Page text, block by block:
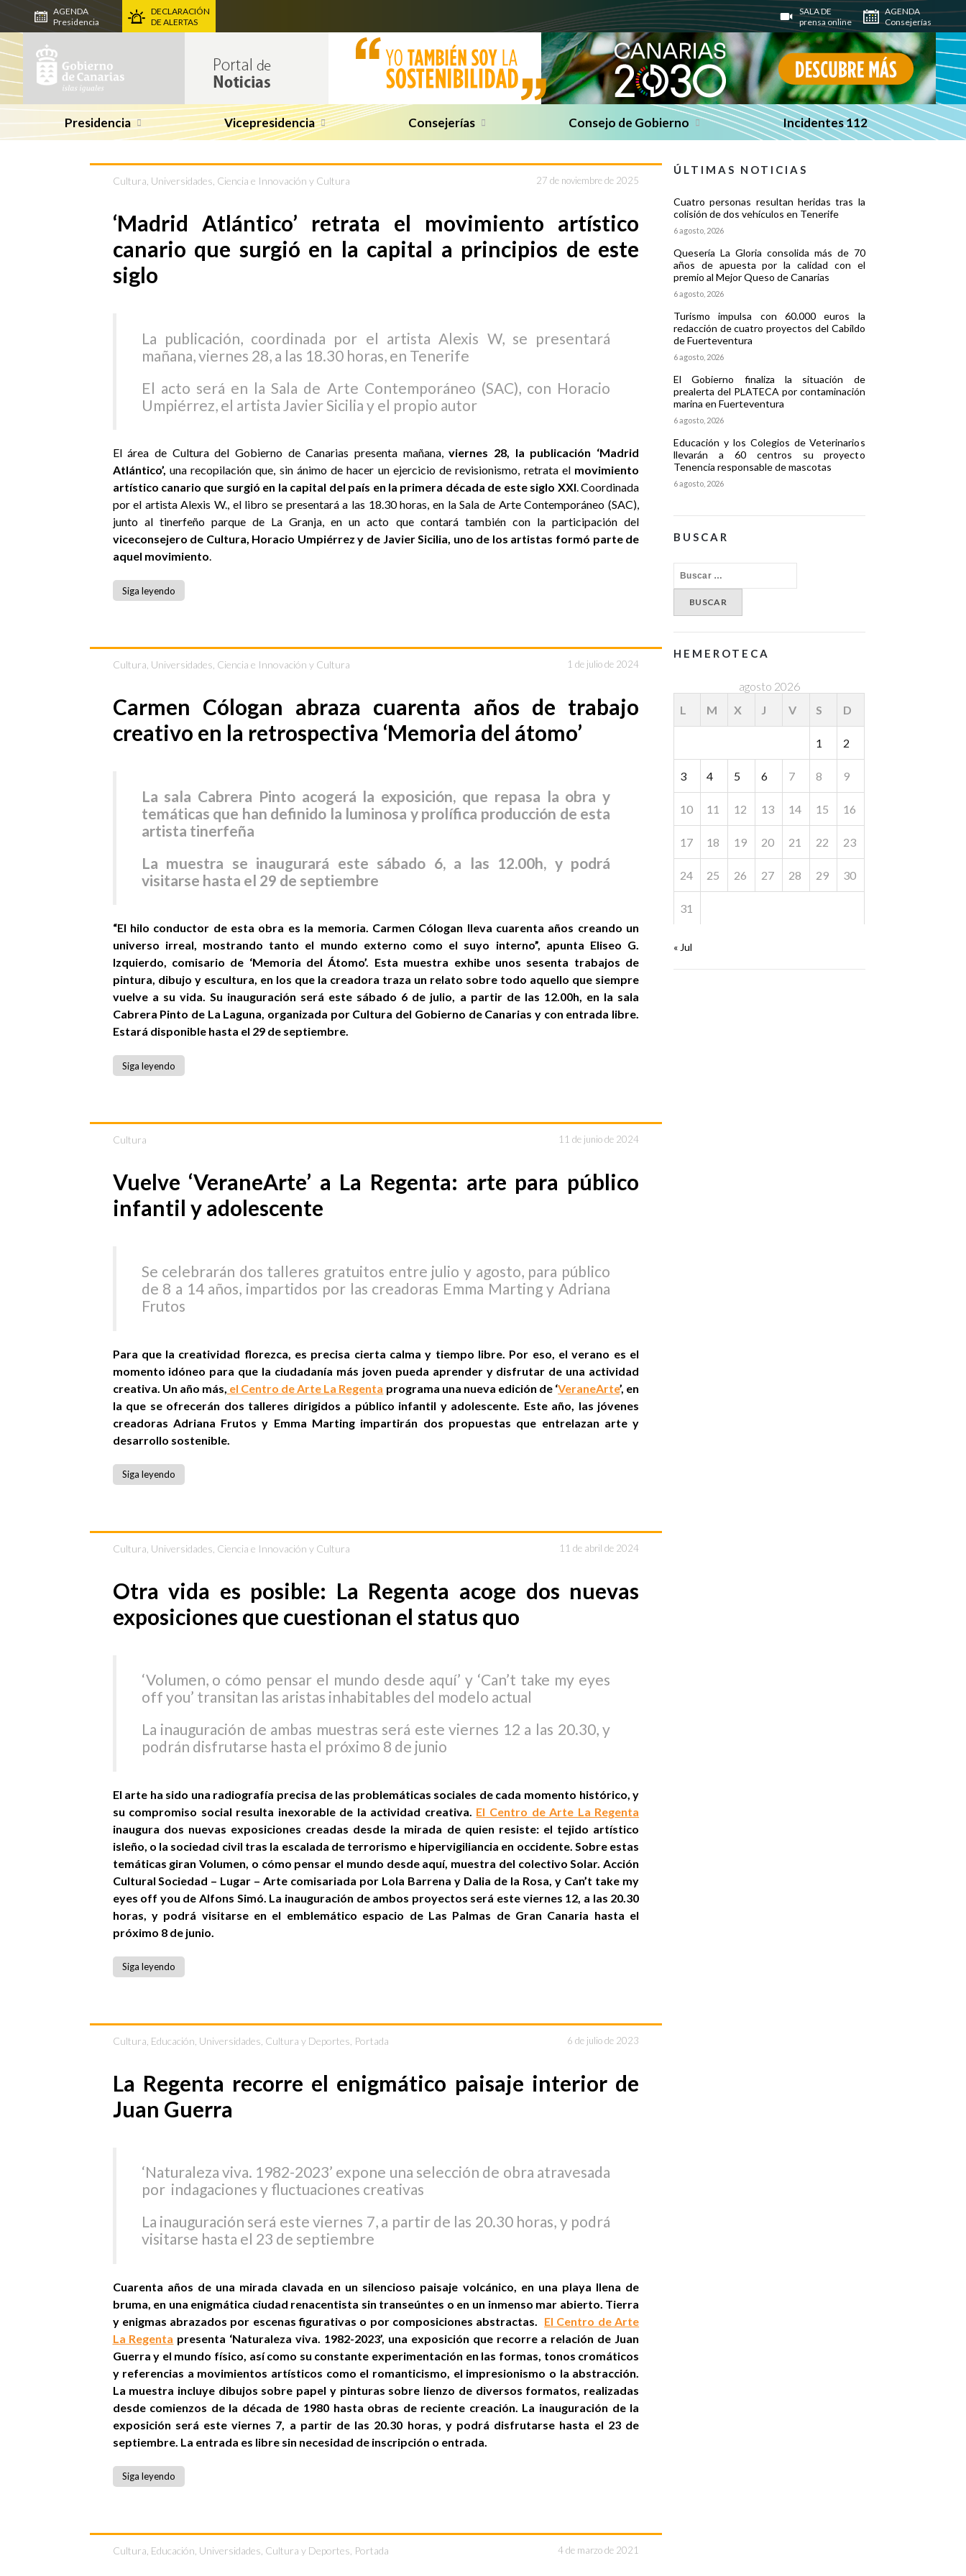
AGENDA
Presidencia
DECLARACIÓN
DE ALERTAS
SALA DE
prensa online
AGENDA
Consejerías
Presidencia Vicepresidencia Consejerías Consejo de Gobierno Incidentes 112
Cultura Universidades, Ciencia e Innovación y Cultura 27 de noviembre de 2025
‘Madrid Atlántico’ retrata el movimiento artístico
canario que surgió en la capital a principios de este
siglo
La publicación, coordinada por el artista Alexis W, se presentará
mañana, viernes 28, a las 18.30 horas, en Tenerife
El acto será en la Sala de Arte Contemporáneo (SAC), con Horacio
Umpiérrez, el artista Javier Sicilia y el propio autor
El área de Cultura del Gobierno de Canarias presenta mañana,viernes 28, la publicación ‘Madrid
Atlántico’, una recopilación que, sin ánimo de hacer un ejercicio de revisionismo, retrata el movimiento
artístico canario que surgió en la capital del país en la primera década de este siglo XXI. Coordinada
por el artista Alexis W., el libro se presentará a las 18.30 horas, en la Sala de Arte Contemporáneo (SAC),
junto al tinerfeño parque de La Granja, en un acto que contará también con la participación del
viceconsejero de Cultura, Horacio Umpiérrez y de Javier Sicilia, uno de los artistas formó parte de
aquel movimiento.
Siga leyendo
Cultura Universidades, Ciencia e Innovación y Cultura 1 de julio de 2024
Carmen Cólogan abraza cuarenta años de trabajo
creativo en la retrospectiva ‘Memoria del átomo’
La sala Cabrera Pinto acogerá la exposición, que repasa la obra y
temáticas que han definido la luminosa y prolífica producción de esta
artista tinerfeña
La muestra se inaugurará este sábado 6, a las 12.00h, y podrá
visitarse hasta el 29 de septiembre
“El hilo conductor de esta obra es la memoria. Carmen Cólogan lleva cuarenta años creando un
universo irreal, mostrando tanto el mundo externo como el suyo interno”, apunta Eliseo G.
Izquierdo, comisario de ‘Memoria del Átomo’. Esta muestra exhibe unos sesenta trabajos de
pintura, dibujo y escultura, en los que la creadora traza un relato sobre todo aquello que siempre
vuelve a su vida. Su inauguración será este sábado 6 de julio, a partir de las 12.00h, en la sala
Cabrera Pinto de La Laguna, organizada por Cultura del Gobierno de Canarias y con entrada libre.
Estará disponible hasta el 29 de septiembre.
Siga leyendo
Cultura 11 de junio de 2024
Vuelve ‘VeraneArte’ a La Regenta: arte para público
infantil y adolescente
Se celebrarán dos talleres gratuitos entre julio y agosto, para público
de 8 a 14 años, impartidos por las creadoras Emma Marting y Adriana
Frutos
Para que la creatividad florezca, es precisa cierta calma y tiempo libre. Por eso, el verano es el
momento idóneo para que la ciudadanía más joven pueda aprender y disfrutar de una actividad
creativa. Un año más, el Centro de Arte La Regenta programa una nueva edición de ‘VeraneArte’, en
la que se ofrecerán dos talleres dirigidos a público infantil y adolescente. Este año, las jóvenes
creadoras Adriana Frutos y Emma Marting impartirán dos propuestas que entrelazan arte y
desarrollo sostenible.
Siga leyendo
Cultura Universidades, Ciencia e Innovación y Cultura 11 de abril de 2024
Otra vida es posible: La Regenta acoge dos nuevas
exposiciones que cuestionan el status quo
‘Volumen, o cómo pensar el mundo desde aquí’ y ‘Can’t take my eyes
off you’ transitan las aristas inhabitables del modelo actual
La inauguración de ambas muestras será este viernes 12 a las 20.30, y
podrán disfrutarse hasta el próximo 8 de junio
El arte ha sido una radiografía precisa de las problemáticas sociales de cada momento histórico, y
su compromiso social resulta inexorable de la actividad creativa. El Centro de Arte La Regenta
inaugura dos nuevas exposiciones creadas desde la mirada de quien resiste: el tejido artístico
isleño, o la sociedad civil tras la escalada de terrorismo e hipervigiliancia en occidente. Sobre estas
temáticas giran Volumen, o cómo pensar el mundo desde aquí, muestra del colectivo Solar. Acción
Cultural Sociedad – Lugar – Arte comisariada por Lola Barrena y Dalia de la Rosa, y Can’t take my
eyes off you de Alfons Simó. La inauguración de ambos proyectos será este viernes 12, a las 20.30
horas, y podrá visitarse en el emblemático espacio de Las Palmas de Gran Canaria hasta el
próximo 8 de junio.
Siga leyendo
Cultura Educación, Universidades, Cultura y Deportes Portada 6 de julio de 2023
La Regenta recorre el enigmático paisaje interior de
Juan Guerra
‘Naturaleza viva. 1982-2023’ expone una selección de obra atravesada
por indagaciones y fluctuaciones creativas
La inauguración será este viernes 7, a partir de las 20.30 horas, y podrá
visitarse hasta el 23 de septiembre
Cuarenta años de una mirada clavada en un silencioso paisaje volcánico, en una playa llena de
bruma, en una enigmática ciudad renacentista sin transeúntes o en un inmenso mar abierto. Tierra
y enigmas abrazados por escenas figurativas o por composiciones abstractas. El Centro de Arte
La Regenta presenta ‘Naturaleza viva. 1982-2023’, una exposición que recorre a relación de Juan
Guerra y el mundo físico, así como su constante experimentación en las formas, tonos cromáticos
y referencias a movimientos artísticos como el romanticismo, el impresionismo o la abstracción.
La muestra incluye dibujos sobre papel y pinturas sobre lienzo de diversos formatos, realizadas
desde comienzos de la década de 1980 hasta obras de reciente creación. La inauguración de la
exposición será este viernes 7, a partir de las 20.30 horas, y podrá disfrutarse hasta el 23 de
septiembre. La entrada es libre sin necesidad de inscripción o entrada.
Siga leyendo
Cultura Educación, Universidades, Cultura y Deportes Portada 4 de marzo de 2021
ÚLTIMAS NOTICIAS
Cuatro personas resultan heridas tras la
colisión de dos vehículos en Tenerife
6 agosto, 2026
Quesería La Gloria consolida más de 70
años de apuesta por la calidad con el
premio al Mejor Queso de Canarias
6 agosto, 2026
Turismo impulsa con 60.000 euros la
redacción de cuatro proyectos del Cabildo
de Fuerteventura
6 agosto, 2026
El Gobierno finaliza la situación de
prealerta del PLATECA por contaminación
marina en Fuerteventura
6 agosto, 2026
Educación y los Colegios de Veterinarios
llevarán a 60 centros su proyecto
Tenencia responsable de mascotas
6 agosto, 2026
BUSCAR
HEMEROTECA
agosto 2026
L
M X J V S D
1 2
3 4 5 6 7 8 9
10 11 12 13 14 15 16
17 18 19 20 21 22 23
24 25 26 27 28 29 30
31
« Jul